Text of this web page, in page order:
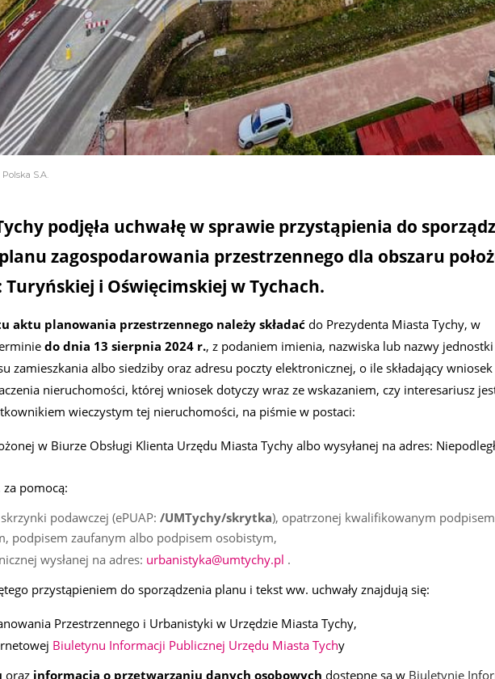
S.A.
podjęła uchwałę w sprawie przystąpienia do
zagospodarowania przestrzennego dla obszaru
i Oświęcimskiej w Tychach.
aktu planowania przestrzennego należy składać do Prezydenta Miasta Tychy, w
do dnia 13 sierpnia 2024 r., z podaniem imienia, nazwiska lub nazwy jednostki
zamieszkania albo siedziby oraz adresu poczty elektronicznej, o ile składający
nieruchomości, której wniosek dotyczy wraz ze wskazaniem, czy interesariusz
wieczystym tej nieruchomości, na piśmie w postaci:
w Biurze Obsługi Klienta Urzędu Miasta Tychy albo wysyłanej na adres:
pomocą:
podawczej (ePUAP: /UMTychy/skrytka), opatrzonej kwalifikowanym podpisem
podpisem zaufanym albo podpisem osobistym,
wysłanej na adres: urbanistyka@umtychy.pl .
przystąpieniem do sporządzenia planu i tekst ww. uchwały znajdują się:
Przestrzennego i Urbanistyki w Urzędzie Miasta Tychy,
Biuletynu Informacji Publicznej Urzędu Miasta Tychy
orazinformacja o przetwarzaniu danych osobowych dostępne są wBiuletynie